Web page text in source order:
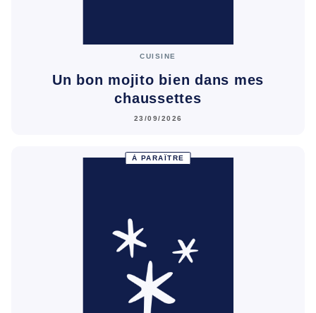
CUISINE
Un bon mojito bien dans mes
chaussettes
23/09/2026
À PARAÎTRE